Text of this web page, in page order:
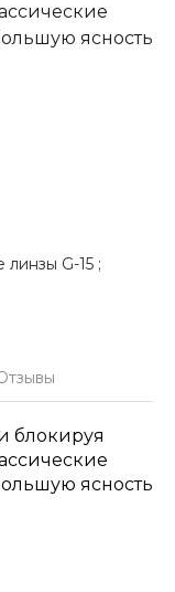
ясность
G-15 ;
блокируя
ясность